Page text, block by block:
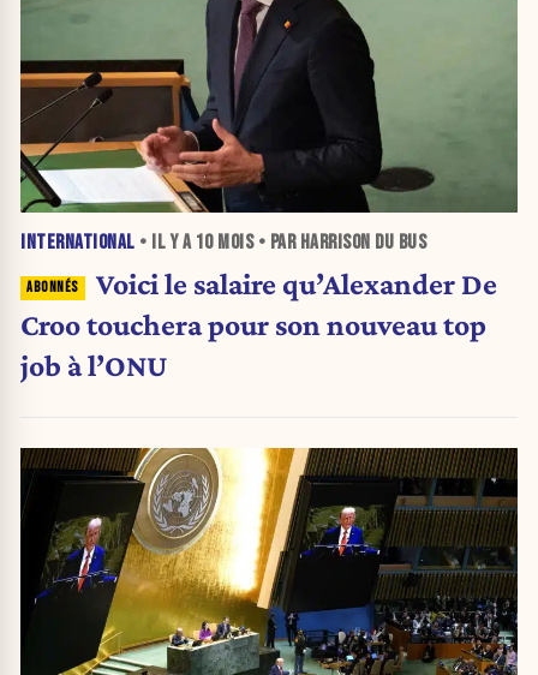
INTERNATIONAL • IL Y A 10 MOIS• PAR HARRISON DU BUS
Voici le salaire qu’Alexander De
Croo touchera pour son nouveau top
job à l’ONU